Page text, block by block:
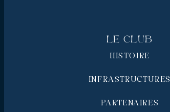
Le Club
HISTOIRE
INFRASTRUCTURES
PARTENAIRES